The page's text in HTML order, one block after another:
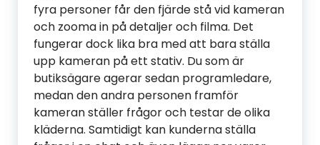
fyra personer får den fjärde stå vid kameran
och zooma in på detaljer och filma. Det
fungerar dock lika bra med att bara ställa
upp kameran på ett stativ. Du som är
butiksägare agerar sedan programledare,
medan den andra personen framför
kameran ställer frågor och testar de olika
kläderna. Samtidigt kan kunderna ställa